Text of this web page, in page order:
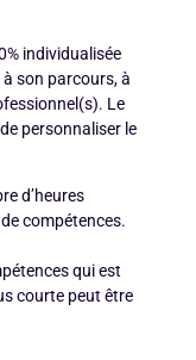
individualisée
son parcours, à
Le
personnaliser le
d’heures
compétences.
qui est
courte peut être